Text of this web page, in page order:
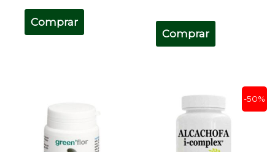
Comprar
Comprar
-50%
El
precio
original
era:
11,80 €.
precio
actual
es:
5,90 €.